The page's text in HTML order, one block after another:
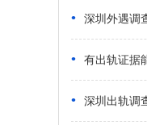
• 深圳外遇调查取
• 有出轨证据
• 深圳出轨调查：